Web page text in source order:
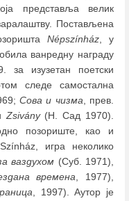
представља велик
Постављена
Népszínház, у
ванредну награду
за изузетан поетски
следе самостална
Сова и чизма, прев.
Zsivány(Н. Сад 1970).
позориште, као и
игра неколико
ваздухом (Суб. 1971),
времена, 1977),
, 1997). Аутор је